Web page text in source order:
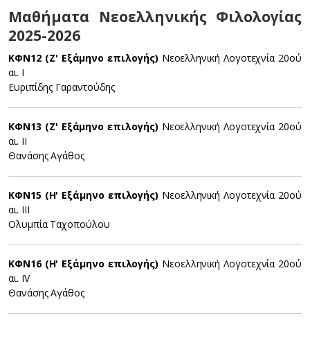
Μαθήματα Νεοελληνικής Φιλολογίας
2025-2026
ΚΦΝ12 (Ζ' Εξάμηνο επιλογής) Νεοελληνική Λογοτεχνία 20ού
αι. I
Ευριπίδης Γαραντούδης
ΚΦΝ13 (Ζ' Εξάμηνο επιλογής) Νεοελληνική Λογοτεχνία 20ού
αι. II
Θανάσης Αγάθος
ΚΦΝ15 (Η' Εξάμηνο επιλογής) Νεοελληνική Λογοτεχνία 20ού
αι. III
Ολυμπία Ταχοπούλου
ΚΦΝ16 (Η' Εξάμηνο επιλογής) Νεοελληνική Λογοτεχνία 20ού
αι. IV
Θανάσης Αγάθος